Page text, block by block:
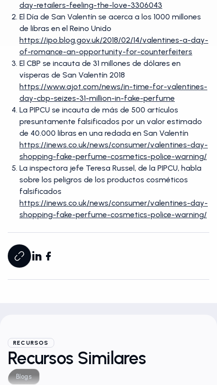
day-retailers-feeling-the-love-3306043
El Día de San Valentín se acerca a los 1000 millones
de libras en el Reino Unido
https://ipo.blog.gov.uk/2018/02/14/valentines-a-day-
of-romance-an-opportunity-for-counterfeiters
El CBP se incauta de 31 millones de dólares en
vísperas de San Valentín 2018
https://www.ajot.com/news/in-time-for-valentines-
day-cbp-seizes-31-million-in-fake-perfume
La PIPCU se incauta de más de 500 artículos
presuntamente falsificados por un valor estimado
de 40.000 libras en una redada en San Valentín
https://inews.co.uk/news/consumer/valentines-day-
shopping-fake-perfume-cosmetics-police-warning/
La inspectora jefe Teresa Russel, de la PIPCU, habla
sobre los peligros de los productos cosméticos
falsificados
https://inews.co.uk/news/consumer/valentines-day-
shopping-fake-perfume-cosmetics-police-warning/
RECURSOS
Recursos Similares
Blogs